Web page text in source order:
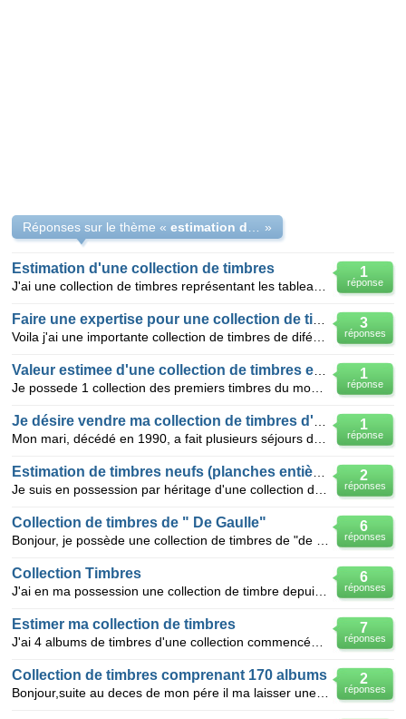
Réponses sur le thème « »
1
réponse
Estimation d'une collection de timbres
3
réponses
1
réponse
1
réponse
2
réponses
6
réponses
Collection de timbres de " De Gaulle"
6
réponses
Collection Timbres
7
réponses
Estimer ma collection de timbres
2
réponses
Collection de timbres comprenant 170 albums